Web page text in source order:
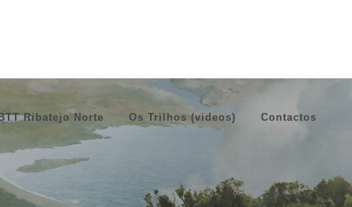
Ribatejo Norte Os Trilhos (videos) Contactos